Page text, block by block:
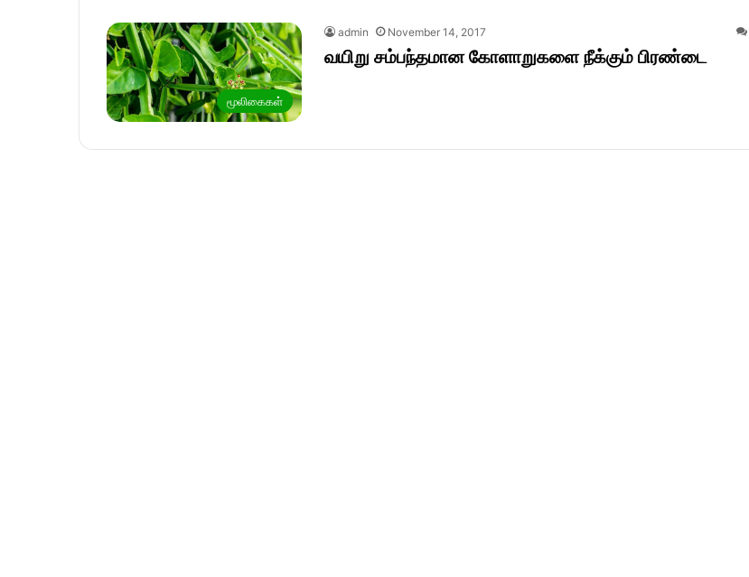
மூலிகைகள்
admin November 14, 2017
வயிறு சம்பந்தமான கோளாறுகளை நீக்கும் பிரண்டை